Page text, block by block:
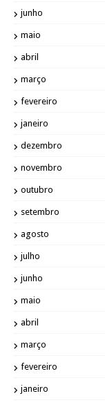
junho
maio
abril
março
fevereiro
janeiro
dezembro
novembro
outubro
setembro
agosto
julho
junho
maio
abril
março
fevereiro
janeiro